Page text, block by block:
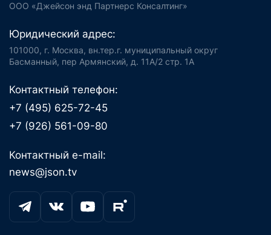
ООО «Джейсон энд Партнерс Консалтинг»
Юридический адрес:
101000, г. Москва, вн.тер.г. муниципальный округ
Басманный, пер Армянский, д. 11А/2 стр. 1А
Контактный телефон:
+7 (495) 625-72-45
+7 (926) 561-09-80
Контактный e-mail:
news@json.tv